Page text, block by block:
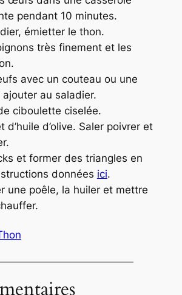
pendant 10 minutes.
émietter le thon.
très finement et les
avec un couteau ou une
au saladier.
ciboulette ciselée.
d’huile d’olive. Saler poivrer et
et former des triangles en
données ici.
une poêle, la huiler et mettre